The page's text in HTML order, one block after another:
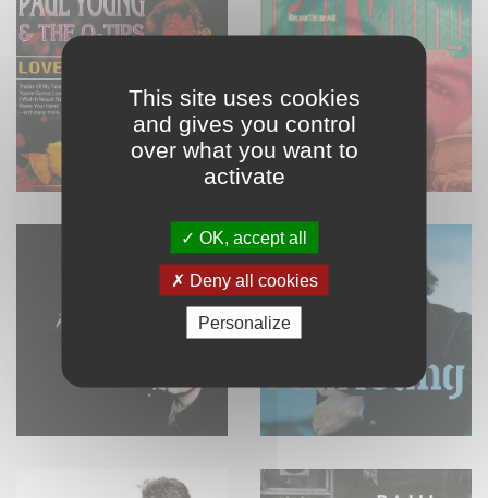
This site uses cookies
and gives you control
over what you want to
activate
OK, accept all
Deny all cookies
Personalize